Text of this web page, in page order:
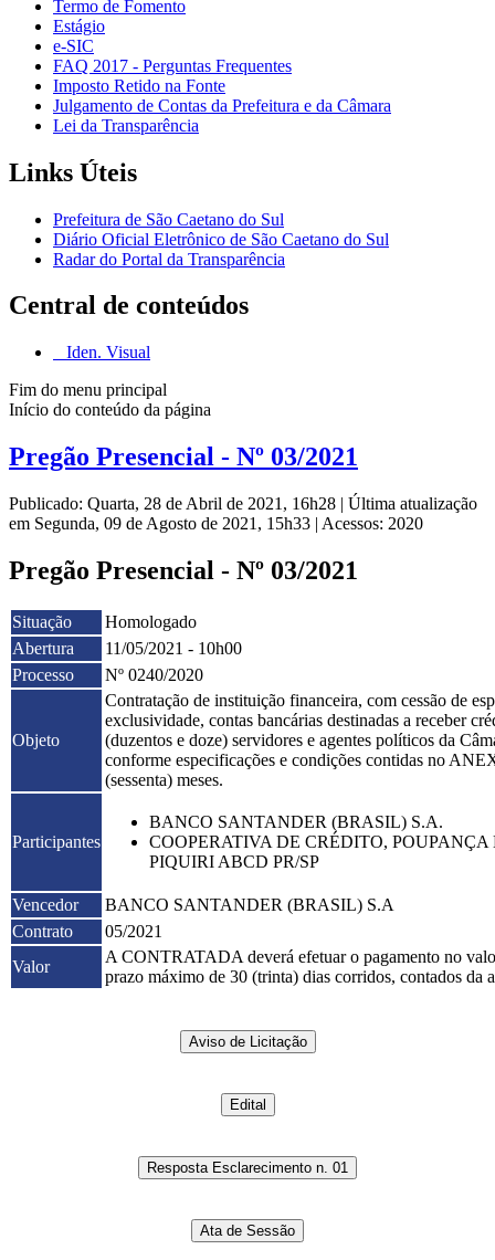
Termo de Fomento
Estágio
e-SIC
FAQ 2017 - Perguntas Frequentes
Imposto Retido na Fonte
Julgamento de Contas da Prefeitura e da Câmara
Lei da Transparência
Links Úteis
Prefeitura de São Caetano do Sul
Diário Oficial Eletrônico de São Caetano do Sul
Radar do Portal da Transparência
Central de conteúdos
Iden. Visual
Fim do menu principal
Início do conteúdo da página
Pregão Presencial - Nº 03/2021
Publicado: Quarta, 28 de Abril de 2021, 16h28 | Última atualização
em Segunda, 09 de Agosto de 2021, 15h33 | Acessos: 2020
Pregão Presencial - Nº 03/2021
Situação
Homologado
Abertura
11/05/2021 - 10h00
Processo
Nº 0240/2020
Objeto
Contratação de instituição financeira, com cessão de
exclusividade, contas bancárias destinadas a receber
(duzentos e doze) servidores e agentes políticos da
conforme especificações e condições contidas no
(sessenta) meses.
Participantes
BANCO SANTANDER (BRASIL) S.A.
COOPERATIVA DE CRÉDITO,
PIQUIRI ABCD PR/SP
Vencedor
BANCO SANTANDER (BRASIL) S.A
Contrato
05/2021
Valor
A CONTRATADA deverá efetuar o pagamento no
prazo máximo de 30 (trinta) dias corridos, contados da
Aviso de Licitação
Edital
Resposta Esclarecimento n. 01
Ata de Sessão